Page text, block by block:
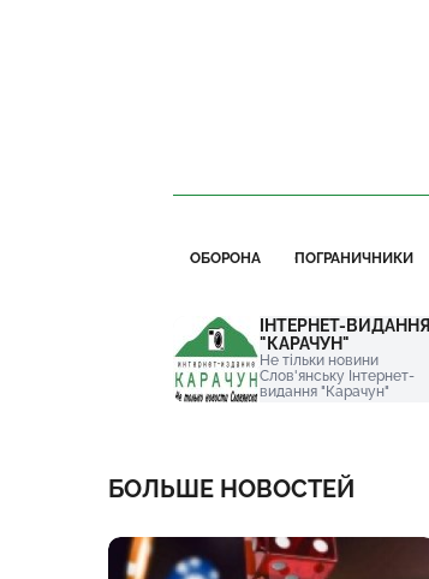
ОБОРОНА ПОГРАНИЧНИКИ
ІНТЕРНЕТ-ВИДАННЯ
"КАРАЧУН"
Не тільки новини
Слов'янську Інтернет-
видання "Карачун"
БОЛЬШЕ НОВОСТЕЙ